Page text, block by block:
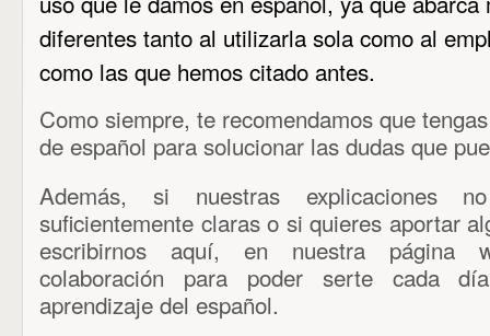
diferentes tanto al utilizarla sola como al
como las que hemos citado antes.
Como siempre, te recomendamos que
de español para solucionar las dudas que
Además, si nuestras explicaciones
suficientemente claras o si quieres aportar
escribirnos aquí, en nuestra página
colaboración para poder serte cada
aprendizaje del español.